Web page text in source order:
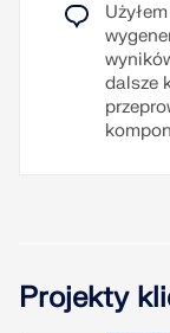
dalsze
Projekty